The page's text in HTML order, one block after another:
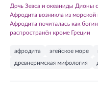
Дочь Зевса и океаниды Дионы
Афродита возникла из
Афродита почиталась как
распространён кроме Греции
афродита эгейское море
древнеримская мифология